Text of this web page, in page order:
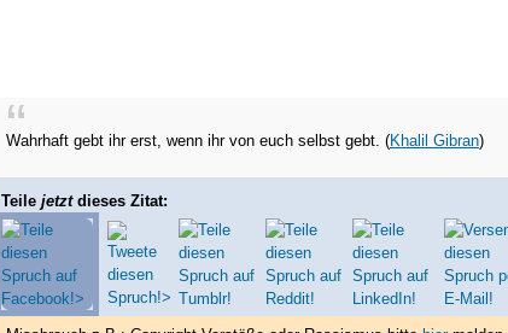
Wahrhaft gebt ihr erst, wenn ihr von euch selbst gebt. (Khalil Gibran)
Teilejetztdieses Zitat: